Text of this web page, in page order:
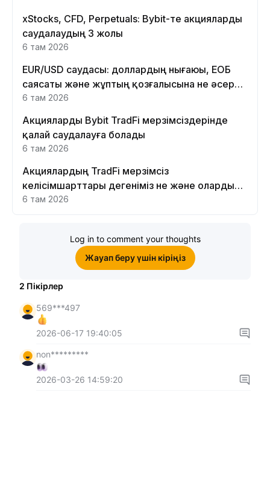
xStocks, CFD, Perpetuals: Bybit-те акцияларды
саудалаудың 3 жолы
6 там 2026
EUR/USD саудасы: доллардың нығаюы, ЕОБ
саясаты және жұптың қозғалысына не әсер
етеді
6 там 2026
Акцияларды Bybit TradFi мерзімсіздерінде
қалай саудалауға болады
6 там 2026
Акциялардың TradFi мерзімсіз
келісімшарттары дегеніміз не және оларды
Bybit платформасында неге саудалау керек?
6 там 2026
Log in to comment your thoughts
Жауап беру үшін кіріңіз
2 Пікірлер
569***497
2026-06-17 19:40:05
non*********
2026-03-26 14:59:20